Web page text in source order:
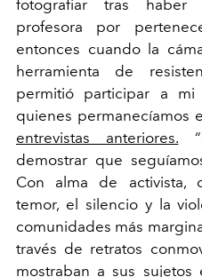
fotografiar tras
profesora por
entonces cuando la
herramienta de
permitió participar a
quienes permanecíamos
entrevistas anteriores.
demostrar que
Con alma de activista,
temor, el silencio y la
comunidades más
través de retratos
mostraban a sus sujetos